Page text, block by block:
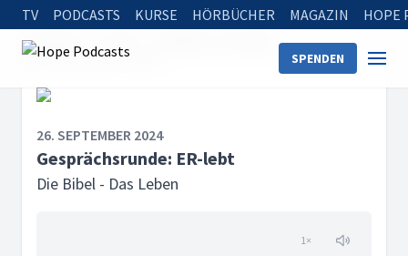
TV PODCASTS KURSE HÖRBÜCHER MAGAZIN HOPE
SPENDEN
Startseite
Gesprächsrunde: ER-lebt
26. SEPTEMBER 2024
Gesprächsrunde: ER-lebt
Die Bibel - Das Leben
1×